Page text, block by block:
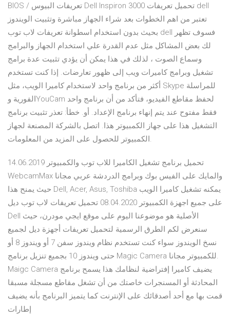
BIOS / تعريفات البيوس Dell Inspiron 3000 تحميل تعريفات dell
تعتبر من اهم الخطوات بعد شراء الجهاز مباشرة وتثبيت الويندوز
بحيث بدون استخدام اسطوانة تعريفات لاب توب dell فسوف تظهر
لك بعض المشاكل مثل عدم القدرة علي استخدام الجهاز والبرامج
وسماع الصوت ، لذلك في هذا يمكن أن يؤدي تثبيت عدة برامج
تشغيل وبرامج كاميرات ويب إلى ظهور تعارضات. إذا كنت تستخدم
أكثر من برنامج واحد لاستخدام كاميرا الويب، مثل Skype للمراسلة
الفورية وYouCam لحفظ مقاطع الفيديو، فتأكد من أن برنامج واحد
فقط مفتوح عند يتم إنهاء برنامج الإعداد. أو. خطأ: تعذر تثبيت برنامج
التشغيل هذا على جهاز الكمبيوتر هذا. اتصل بالشركة المصنعة لجهاز
الكمبيوتر للحصول على المزيد من المعلومات.
14.06.2019 تحميل برنامج تشغيل الكاميرا للاب توب والكمبيوتر
WebcamMax والمايك على الفيس بوك وبرامج الدردشة عربي مجانا
حيث يمنح هذا Dell, Acer, Asus, Toshiba يمكنه تشغيل كاميرا الويب
على جميع اجهزة الكمبيوتر 08.04.2020 تحميل تعريفات لاب توب ديل
Dell الأصلية هو موضوعنا اليوم على موقع ايجي مودرن، حيث
سنعرض لكم الطرق الرسمية لتحميل تعريفات أجهزة ديل لجميع
نسخ الويندوز سواء كنت تستخدم نظام ويندوز سفن 7 أو ويندوز 8 أو
حتى ويندوز 10 بجميع تنزيل برنامج Magic Camera للكمبيوتر مجانا.
Maigc Camera يضيف كاميرا إفتراضية لنظامك هذا يسمح برنامج
المحادثة أو المسنجرات خاصتك من أن تشغل مقاطع مسجلة مسبقا
قمت بها مع أحد أصدقائك على الإنترنت كما يتميز البرنامج بأنه يضيف
إطارات